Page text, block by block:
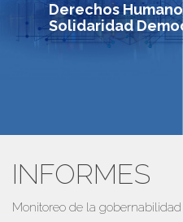
Derechos
Solidaridad
INFORMES
Monitoreo de la